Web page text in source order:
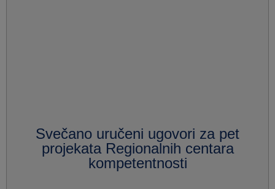
Svečano uručeni ugovori za pet
projekata Regionalnih centara
kompetentnosti